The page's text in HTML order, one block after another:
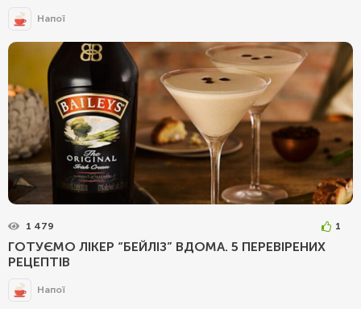
Напої
1 479 1
ГОТУЄМО ЛІКЕР “БЕЙЛІЗ” ВДОМА. 5 ПЕРЕВІРЕНИХ
РЕЦЕПТІВ
Напої